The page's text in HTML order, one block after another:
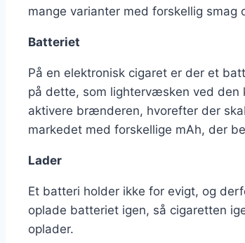
mange varianter med forskellig smag
Batteriet
På en elektronisk cigaret er der et
på dette, som lightervæsken ved den
aktivere brænderen, hvorefter der
markedet med forskellige mAh, der
Lader
Et batteri holder ikke for evigt, og
oplade batteriet igen, så cigaretten
oplader.